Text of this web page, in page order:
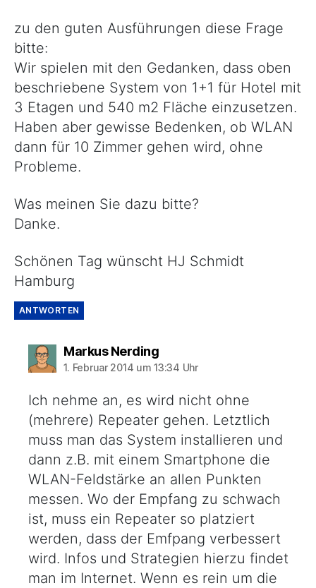
zu den guten Ausführungen diese Frage
bitte:
Wir spielen mit den Gedanken, dass oben
beschriebene System von 1+1 für Hotel mit
3 Etagen und 540 m2 Fläche einzusetzen.
Haben aber gewisse Bedenken, ob WLAN
dann für 10 Zimmer gehen wird, ohne
Probleme.
Was meinen Sie dazu bitte?
Danke.
Schönen Tag wünscht HJ Schmidt
Hamburg
ANTWORTEN
Markus Nerdingsagt:
1. Februar 2014 um 13:34 Uhr
Ich nehme an, es wird nicht ohne
(mehrere) Repeater gehen. Letztlich
muss man das System installieren und
dann z.B. mit einem Smartphone die
WLAN-Feldstärke an allen Punkten
messen. Wo der Empfang zu schwach
ist, muss ein Repeater so platziert
werden, dass der Emfpang verbessert
wird. Infos und Strategien hierzu findet
man im Internet. Wenn es rein um die